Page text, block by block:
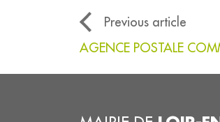
Previous article
AGENCE POSTALE